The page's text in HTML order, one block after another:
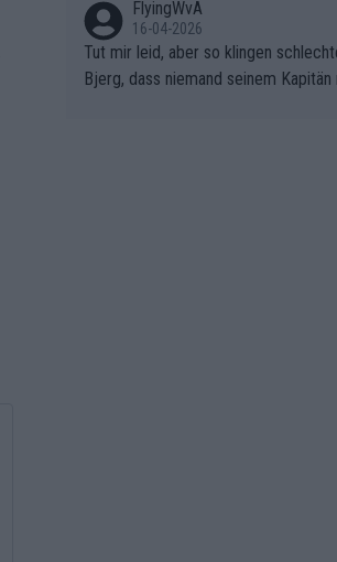
FlyingWvA
16-04-2026
Tut mir leid, aber so klingen
Bjerg, dass niemand seinem